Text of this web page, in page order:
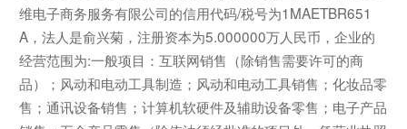
维电子商务服务有限公司的信用代码/税号为1MAETBR651
A，法人是俞兴菊，注册资本为5.000000万人民币，企业的
经营范围为:一般项目：互联网销售（除销售需要许可的商
品）；风动和电动工具制造；风动和电动工具销售；化妆品零
售；通讯设备销售；计算机软硬件及辅助设备零售；电子产品